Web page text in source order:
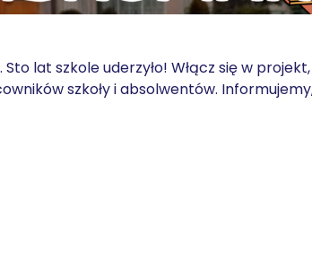
lat szkole uderzyło! Włącz się w
szkoły i absolwentów.